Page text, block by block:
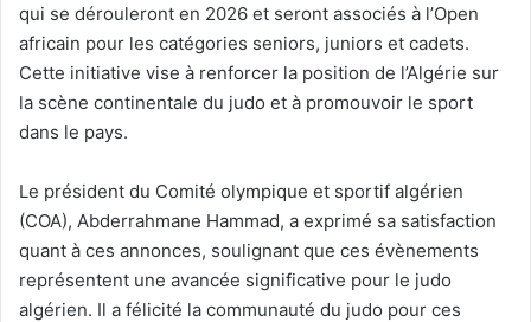
qui se dérouleront en 2026 et seront associés à l’Open
africain pour les catégories seniors, juniors et cadets.
Cette initiative vise à renforcer la position de l’Algérie sur
la scène continentale du judo et à promouvoir le sport
dans le pays.
Le président du Comité olympique et sportif algérien
(COA), Abderrahmane Hammad, a exprimé sa satisfaction
quant à ces annonces, soulignant que ces évènements
représentent une avancée significative pour le judo
algérien. Il a félicité la communauté du judo pour ces